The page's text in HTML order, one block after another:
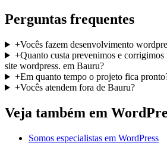
Perguntas frequentes
+Vocês fazem desenvolvimento
+Quanto custa prevenimos e
site wordpress. em Bauru?
+Em quanto tempo o projeto fica
+Vocês atendem fora de Bauru?
Veja também em
Somos especialistas em WordPress